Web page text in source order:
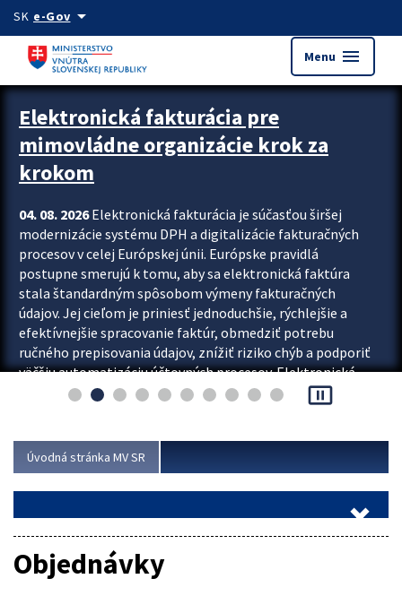
Preskocit na hlavný obsah
SK e-Govarrow_drop_down
Menu menu
Zastavit automatický posun upútavok
Elektronická fakturácia pre
mimovládne organizácie krok za
krokom
04. 08. 2026Elektronická fakturácia je súčasťou širšej
modernizácie systému DPH a digitalizácie fakturačných
procesov v celej Európskej únii. Európske pravidlá
postupne smerujú k tomu, aby sa elektronická faktúra
stala štandardným spôsobom výmeny fakturačných
údajov. Jej cieľom je priniesť jednoduchšie, rýchlejšie a
efektívnejšie spracovanie faktúr, obmedziť potrebu
ručného prepisovania údajov, znížiť riziko chýb a podporiť
väčšiu automatizáciu účtovných procesov. Elektronická
fakturácia preto nepredstavuje...
pause_presentation
Úvodná stránka MV SR
Objednávky